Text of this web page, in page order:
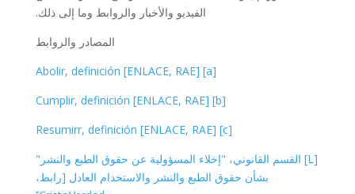
الفيديو والأخبار والروابط وما إلى ذلك.
المصادر والروابط
[a] Abolir, definición [ENLACE, RAE]
[b] Cumplir, definición [ENLACE, RAE]
[c] Resumirr, definición [ENLACE, RAE]
[L] القسم القانوني، "إخلاء المسؤولية عن حقوق الطبع والنشر"
بشأن حقوق الطبع والنشر والاستخدام العادل [رابط،